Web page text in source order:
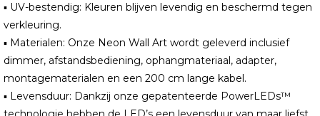
▪ UV-bestendig: Kleuren blijven levendig en beschermd tegen
verkleuring.
▪ Materialen: Onze Neon Wall Art wordt geleverd inclusief
dimmer, afstandsbediening, ophangmateriaal, adapter,
montagematerialen en een 200 cm lange kabel.
▪ Levensduur: Dankzij onze gepatenteerde PowerLEDs™